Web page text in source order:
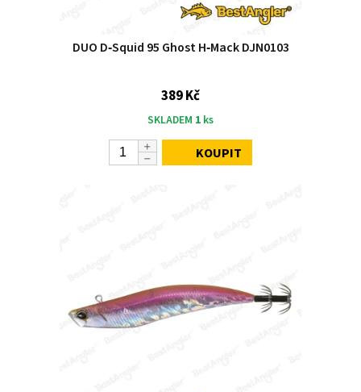
DUO D‑Squid 95 Ghost H‑Mack DJN0103
389 Kč
SKLADEM 1 ks
KOUPIT